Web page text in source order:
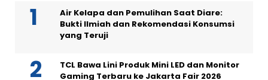
Air Kelapa dan Pemulihan Saat Diare:
Bukti Ilmiah dan Rekomendasi Konsumsi
yang Teruji
TCL Bawa Lini Produk Mini LED dan Monitor
Gaming Terbaru ke Jakarta Fair 2026